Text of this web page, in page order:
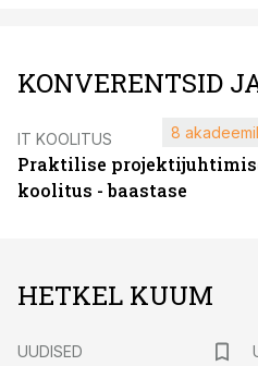
KONVERENTSID
IT KOOLITUS
Praktilise
koolitus - baastase
8
HETKEL KUUM
UUDISED